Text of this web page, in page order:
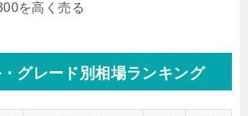
を高く売る
グレード別相場ランキング